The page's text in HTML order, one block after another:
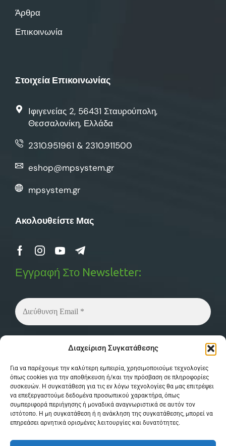
Διαχείριση Συγκατάθεσης
Για να παρέχουμε την καλύτερη εμπειρία, χρησιμοποιούμε τεχνολογίες
όπως cookies για την αποθήκευση ή/και την πρόσβαση σε πληροφορίες
συσκευών. Η συγκατάθεση για τις εν λόγω τεχνολογίες θα μας επιτρέψει
να επεξεργαστούμε δεδομένα προσωπικού χαρακτήρα, όπως
συμπεριφορά περιήγησης ή μοναδικά αναγνωριστικά σε αυτόν τον
ιστότοπο. Η μη συγκατάθεση ή η ανάκληση της συγκατάθεσης, μπορεί να
επηρεάσει αρνητικά ορισμένες λειτουργίες και δυνατότητες.
Άρθρα
Επικοινωνία
Στοιχεία Επικοινωνίας
Ιφιγενείας 2, 56431 Σταυρούπολη,
Θεσσαλονίκη, Ελλάδα
2310.951961 & 2310.911500
eshop@mpsystem.gr
mpsystem.gr
Ακολουθείστε Μας
Εγγραφή Στο Newsletter:
μας για περισσότερες λεπτομέρειες.